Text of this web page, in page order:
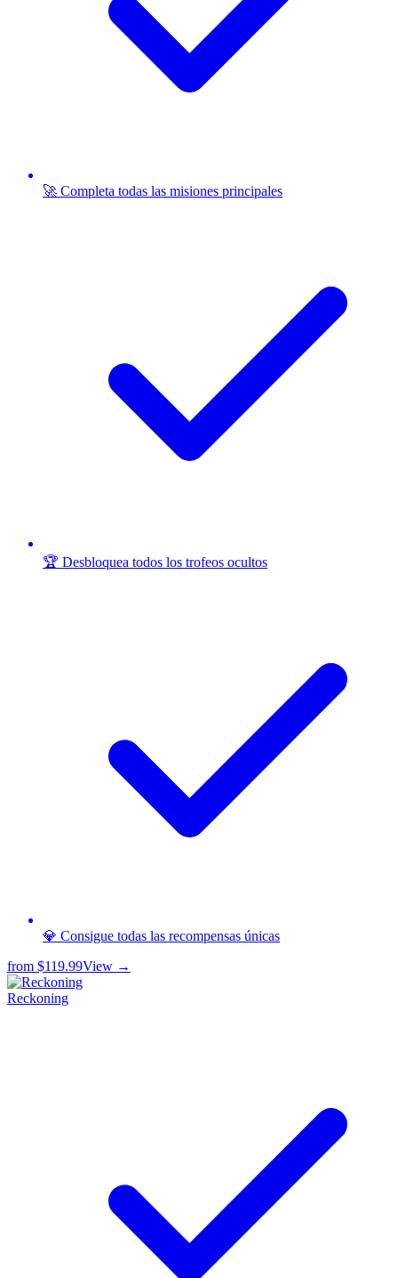
🚀 Completa todas las misiones principales
🏆 Desbloquea todos los trofeos ocultos
💎 Consigue todas las recompensas únicas
from $119.99View →
Reckoning